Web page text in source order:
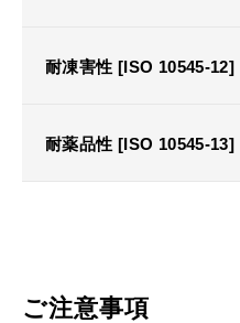
耐凍害性 [ISO 10545-12]
耐薬品性 [ISO 10545-13]
ご注意事項